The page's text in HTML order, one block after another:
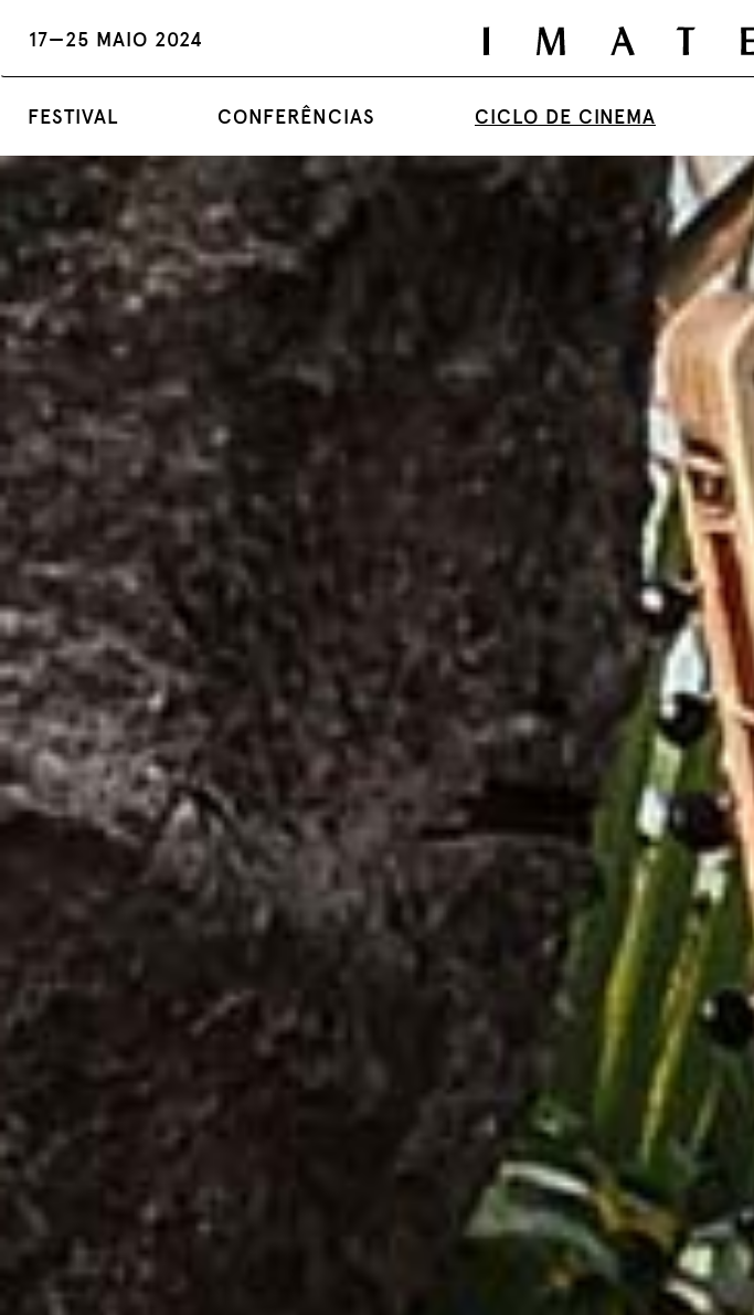
17—25 MAIO 2024
FESTIVAL CONFERÊNCIAS CICLO DE CINEMA